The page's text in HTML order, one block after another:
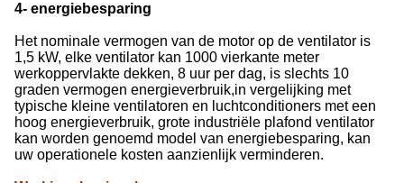
4- energiebesparing
Het nominale vermogen van de motor op de ventilator is
1,5 kW, elke ventilator kan 1000 vierkante meter
werkoppervlakte dekken, 8 uur per dag, is slechts 10
graden vermogen energieverbruik,in vergelijking met
typische kleine ventilatoren en luchtconditioners met een
hoog energieverbruik, grote industriële plafond ventilator
kan worden genoemd model van energiebesparing, kan
uw operationele kosten aanzienlijk verminderen.